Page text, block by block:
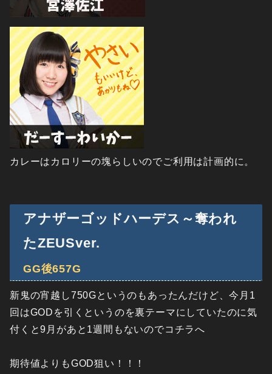
カレーはカロリーの塊らしいのでご利用は計画的に。
アナザーゴッドハーデス～奪われ
たZEUSver.
GG後657G
新鬼の宵越し750Gというのもあったんだけど、今月1
回はGODを引くというのを裏テーマにしていたのに気
付くと9月があと1週間もないのでコチラへ
期待値よりもGOD狙い！！！